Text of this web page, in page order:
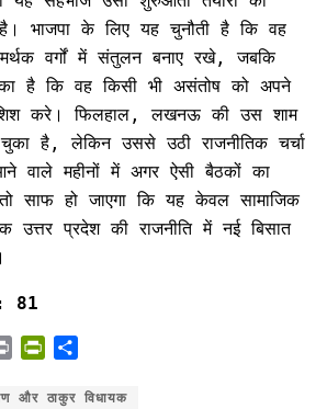
है। भाजपा के लिए यह चुनौती है कि वह
वर्गों में संतुलन बनाए रखे, जबकि
है कि वह किसी भी असंतोष को अपने
करे। फिलहाल, लखनऊ की उस शाम
है, लेकिन उससे उठी राजनीतिक चर्चा
वाले महीनों में अगर ऐसी बैठकों का
साफ हो जाएगा कि यह केवल सामाजिक
उत्तर प्रदेश की राजनीति में नई बिसात
81
i
i
a
और ठाकुर विधायक